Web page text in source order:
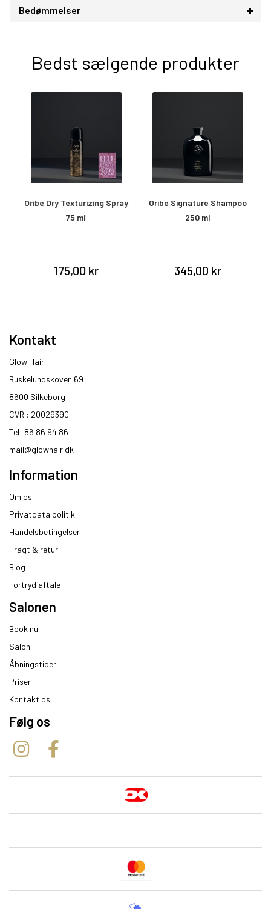
Bedømmelser
Bedst sælgende produkter
Oribe Dry Texturizing Spray
75 ml
175,00 kr
Oribe Signature Shampoo
250 ml
345,00 kr
Kontakt
Glow Hair
Buskelundskoven 69
8600 Silkeborg​
CVR : 20029390​
Tel: 86 86 94 86
mail@glowhair.dk
Information
Om os
Privatdata politik
Handelsbetingelser
Fragt & retur
Blog
Fortryd aftale
Salonen
Book nu
Salon
Åbningstider
Priser
Kontakt os
Følg os